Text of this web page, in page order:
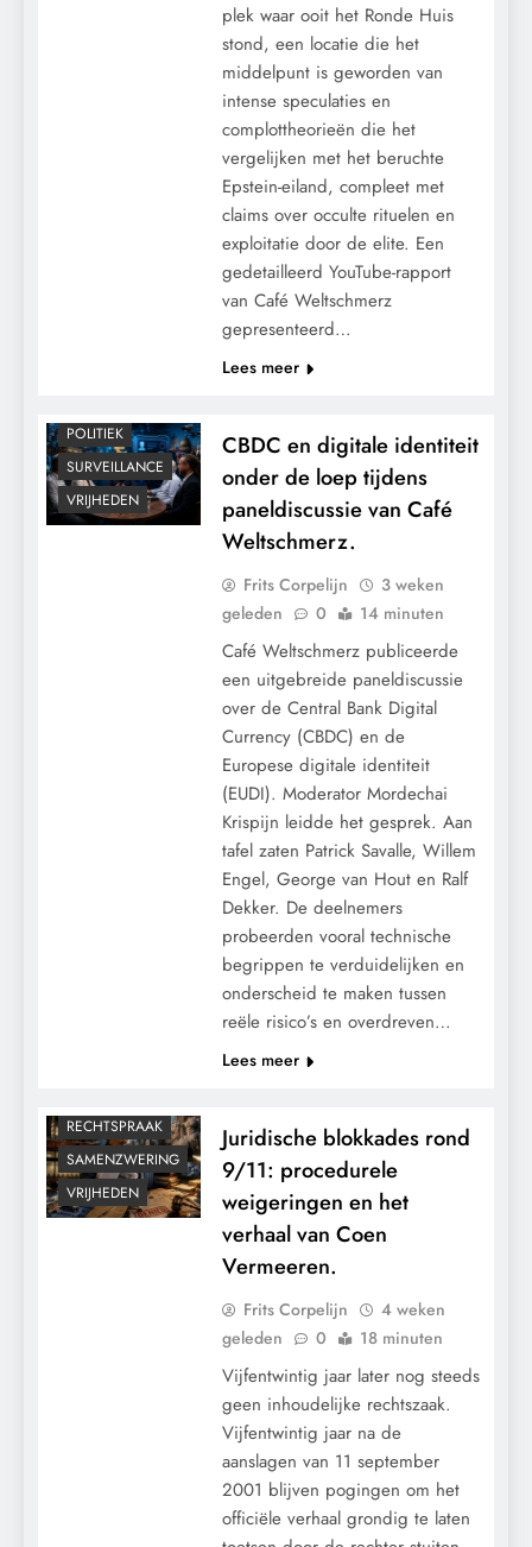
plek waar ooit het Ronde Huis
stond, een locatie die het
middelpunt is geworden van
intense speculaties en
complottheorieën die het
vergelijken met het beruchte
Epstein-eiland, compleet met
claims over occulte rituelen en
exploitatie door de elite. Een
gedetailleerd YouTube-rapport
van Café Weltschmerz
gepresenteerd…
Lees meer
POLITIEK
SURVEILLANCE
VRIJHEDEN
CBDC en digitale identiteit
onder de loep tijdens
paneldiscussie van Café
Weltschmerz.
Frits Corpelijn
3 weken
geleden
0 14 minuten
Café Weltschmerz publiceerde
een uitgebreide paneldiscussie
over de Central Bank Digital
Currency (CBDC) en de
Europese digitale identiteit
(EUDI). Moderator Mordechai
Krispijn leidde het gesprek. Aan
tafel zaten Patrick Savalle, Willem
Engel, George van Hout en Ralf
Dekker. De deelnemers
probeerden vooral technische
begrippen te verduidelijken en
onderscheid te maken tussen
reële risico’s en overdreven…
Lees meer
RECHTSPRAAK
SAMENZWERING
VRIJHEDEN
Juridische blokkades rond
9/11: procedurele
weigeringen en het
verhaal van Coen
Vermeeren.
Frits Corpelijn
4 weken
geleden
0 18 minuten
Vijfentwintig jaar later nog steeds
geen inhoudelijke rechtszaak.
Vijfentwintig jaar na de
aanslagen van 11 september
2001 blijven pogingen om het
officiële verhaal grondig te laten